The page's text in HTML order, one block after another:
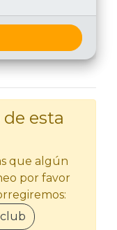
esta
que algún
por favor